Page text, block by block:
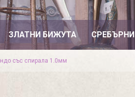
ЗЛАТНИ БИЖУТА
със спирала 1.0мм